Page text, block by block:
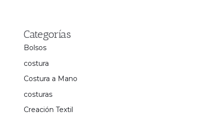
Categorías
Bolsos
costura
Costura a Mano
costuras
Creación Textil